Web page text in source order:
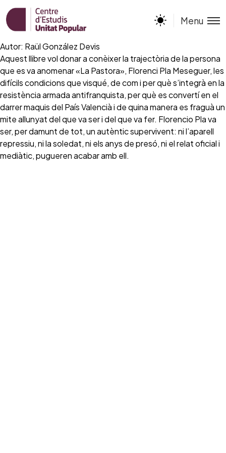
Menu
Autor: Raül González Devis
Aquest llibre vol donar a conèixer la trajectòria de la persona
que es va anomenar «La Pastora», Florenci Pla Meseguer, les
difícils condicions que visqué, de com i per què s’integrà en la
resistència armada antifranquista, per què es convertí en el
darrer maquis del País Valencià i de quina manera es fraguà un
mite allunyat del que va ser i del que va fer. Florencio Pla va
ser, per damunt de tot, un autèntic supervivent: ni l’aparell
repressiu, ni la soledat, ni els anys de presó, ni el relat oficial i
mediàtic, pugueren acabar amb ell.